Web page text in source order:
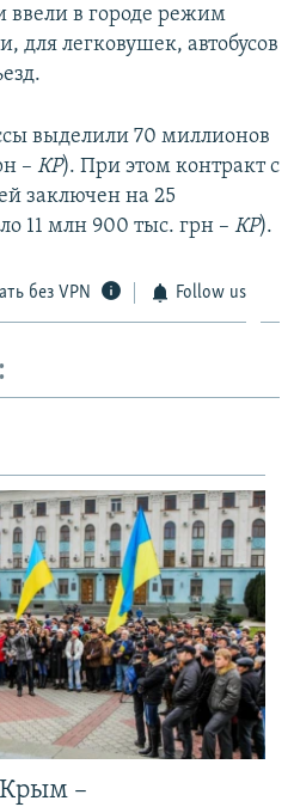
ввели в городе режим
для легковушек, автобусов
выделили 70 миллионов
– КР). При этом контракт с
заключен на 25
11 млн 900 тыс. грн – КР).
без VPN Follow us
–